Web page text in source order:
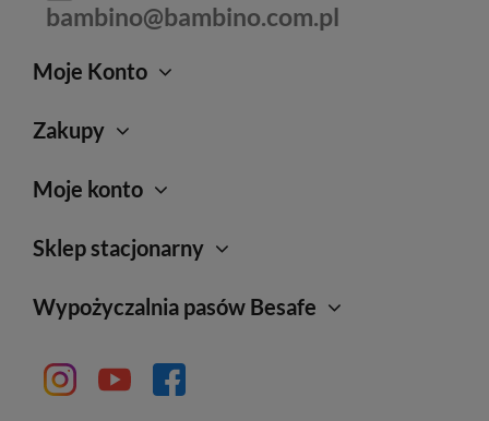
bambino@bambino.com.pl
Moje Konto
Zakupy
Moje konto
Sklep stacjonarny
Wypożyczalnia pasów Besafe